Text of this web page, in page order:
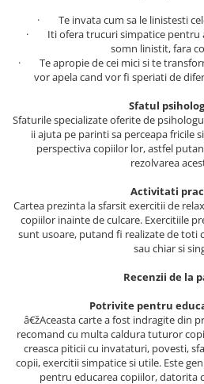
Senzatii/Suspans
SF & Fantasy
Teens Book Club
Umor
Adezivi si benzi adezive
Articole Birotica
Accesorii Arhivare
Instrumente de scris
Organizare si Arhivare
Seturi birotica
Articole scolare
· Te invata cum sa le linistesti
· Iti ofera trucuri simpatice pentru
somn linistit, fara
· Te apropie de cei mici si te
vor apela cand vor fi speriati de
Sfatul
Sfaturile specializate oferite de
ii ajuta pe parinti sa perceapa fricile
perspectiva copiilor lor, astfel
rezolvarea
Activitati
Cartea prezinta la sfarsit exercitii de
copiilor inainte de culcare. Exercitiile
sunt usoare, putand fi realizate de toti
sau chiar si
Recenzii de la
Potrivite pentru
â€žAceasta carte a fost indragite din
recomand cu multa caldura tuturor
creasca piticii cu invataturi, povesti,
copii, exercitii simpatice si utile. Este
pentru educarea copiilor, datorita